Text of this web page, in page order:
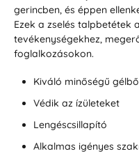
gerincben, és éppen
Ezek a zselés talpbetétek
tevékenységekhez,
foglalkozásokon.
Kiváló minőségű
Védik az ízületeket
Lengéscsillapító
Alkalmas igényes